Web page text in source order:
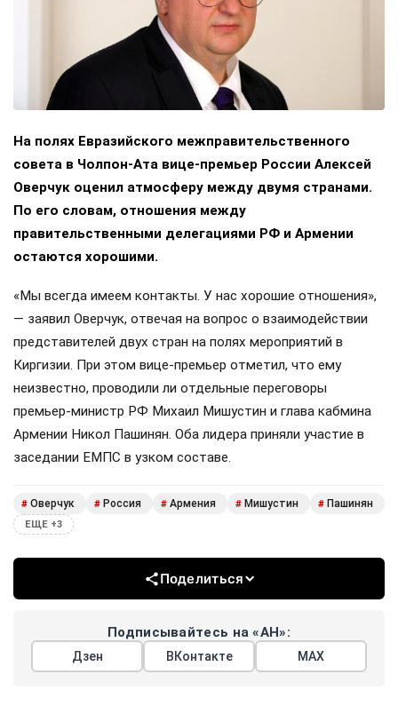
На полях Евразийского межправительственного
совета в Чолпон-Ата вице-премьер России Алексей
Оверчук оценил атмосферу между двумя странами.
По его словам, отношения между
правительственными делегациями РФ и Армении
остаются хорошими.
«Мы всегда имеем контакты. У нас хорошие отношения»,
— заявил Оверчук, отвечая на вопрос о взаимодействии
представителей двух стран на полях мероприятий в
Киргизии. При этом вице-премьер отметил, что ему
неизвестно, проводили ли отдельные переговоры
премьер-министр РФ Михаил Мишустин и глава кабмина
Армении Никол Пашинян. Оба лидера приняли участие в
заседании ЕМПС в узком составе.
# Оверчук # Россия # Армения # Мишустин # Пашинян
ЕЩЕ +3
Поделиться
Подписывайтесь на «АН»:
Дзен ВКонтакте МАХ